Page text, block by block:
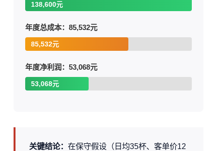
138,600元
年度总成本：85,532元
85,532元
年度净利润：53,068元
53,068元
关键结论： 在保守假设（日均35杯、客单价12